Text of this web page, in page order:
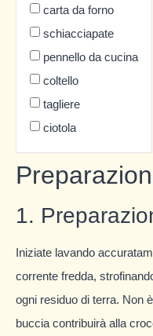
carta da forno
schiacciapate
pennello da cucina
coltello
tagliere
ciotola
1.
Iniziate lavando
corrente fredda,
ogni residuo di terra. Non
buccia contribuirà alla